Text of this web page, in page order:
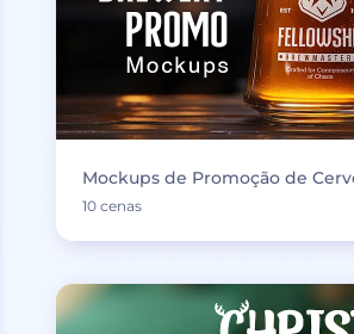
Mockups de Promoção de
10 cenas